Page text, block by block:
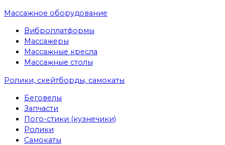
Массажное оборудование
Виброплатформы
Массажеры
Массажные кресла
Массажные столы
Ролики, скейтборды, самокаты
Беговелы
Запчасти
Пого-стики (кузнечики)
Ролики
Самокаты